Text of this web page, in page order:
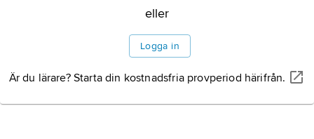
eller
Logga in
Är du lärare? Starta din kostnadsfria provperiod härifrån.